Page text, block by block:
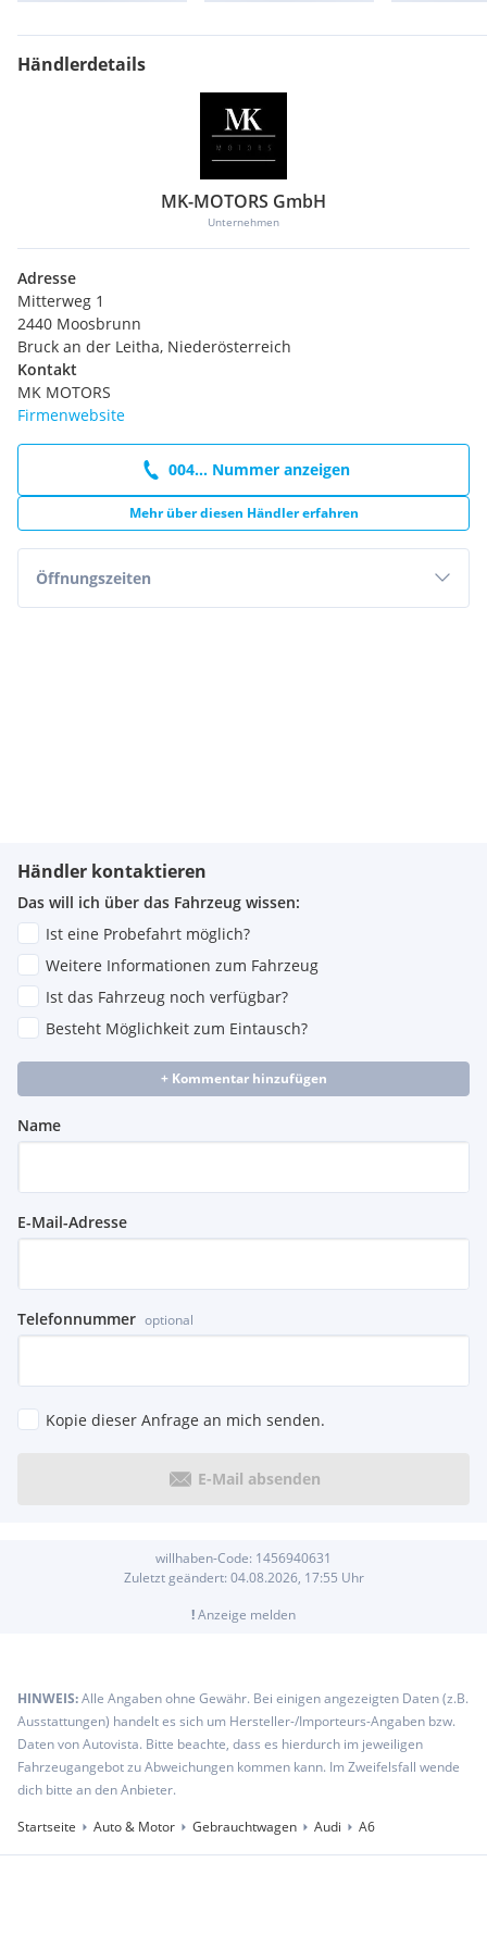
Fahrzeuge stehen in einergeschlossenen Halle–
Besichtigung
jederzeit & wetterunabhängig
Probefahrten nur bei ernsthaftem Kaufinteresse
vorheriger finanzieller Klärung.
Tippfehler & Irrtümer vorbehalten.
MK-MOTORS GmbH
Händlerdetails
MK-MOTORS GmbH
Unternehmen
Adresse
Mitterweg 1
2440 Moosbrunn
Bruck an der Leitha, Niederösterreich
Kontakt
MK MOTORS
Firmenwebsite
004... Nummer anzeigen
Mehr über diesen Händler erfahren
Öffnungszeiten
Händler kontaktieren
Das will ich über das Fahrzeug wissen:
Ist eine Probefahrt möglich?
Weitere Informationen zum Fahrzeug
Ist das Fahrzeug noch verfügbar?
Besteht Möglichkeit zum Eintausch?
+ Kommentar hinzufügen
Name
E-Mail-Adresse
Telefonnummer optional
Kopie dieser Anfrage an mich senden.
E-Mail absenden
willhaben-Code: 1456940631
Zuletzt geändert: 04.08.2026, 17:55 Uhr
!Anzeige melden
HINWEIS:Alle Angaben ohne Gewähr. Bei einigen angezeigten Daten (z.B.
Ausstattungen) handelt es sich um Hersteller-/Importeurs-Angaben bzw.
Daten von Autovista. Bitte beachte, dass es hierdurch im jeweiligen
Fahrzeugangebot zu Abweichungen kommen kann. Im Zweifelsfall wende
dich bitte an den Anbieter.
Startseite
Auto & Motor Gebrauchtwagen Audi A6